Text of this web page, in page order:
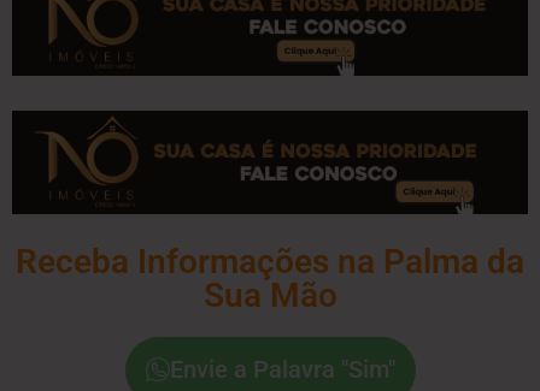
Receba Informações na Palma da
Sua Mão
Envie a Palavra "Sim"